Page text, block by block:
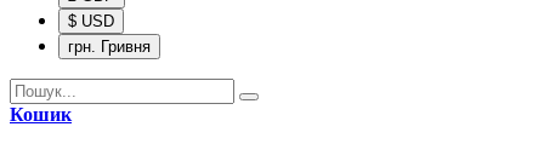
$ USD
грн. Гривня
Кошик